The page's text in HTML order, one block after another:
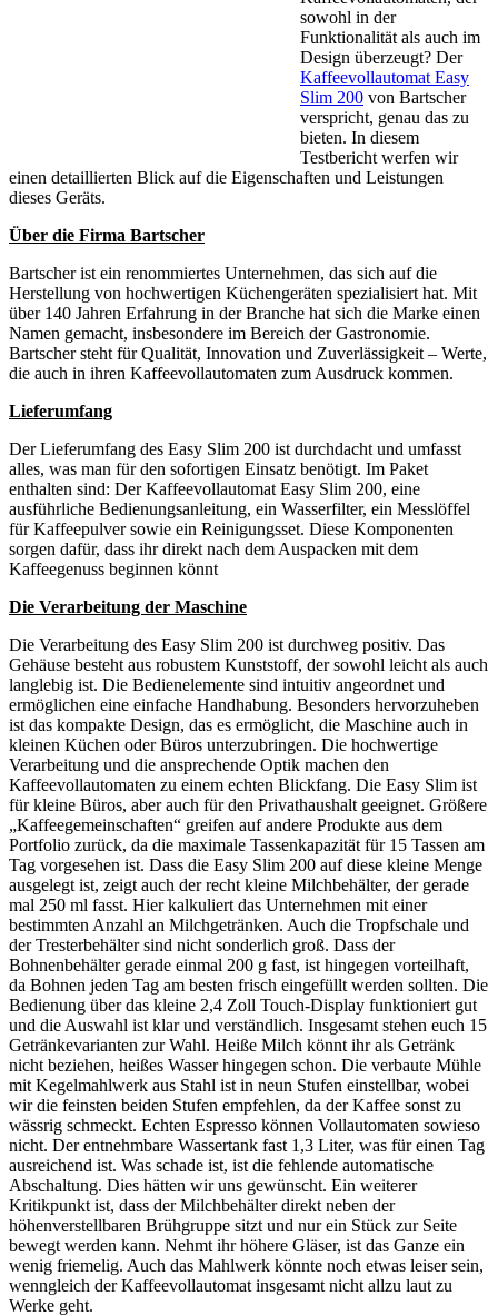
sowohl in der
Funktionalität als auch im
Design überzeugt? Der
Kaffeevollautomat Easy
Slim 200 von Bartscher
verspricht, genau das zu
bieten. In diesem
Testbericht werfen wir
einen detaillierten Blick auf die Eigenschaften und Leistungen
dieses Geräts.
Über die Firma Bartscher
Bartscher ist ein renommiertes Unternehmen, das sich auf die
Herstellung von hochwertigen Küchengeräten spezialisiert hat. Mit
über 140 Jahren Erfahrung in der Branche hat sich die Marke einen
Namen gemacht, insbesondere im Bereich der Gastronomie.
Bartscher steht für Qualität, Innovation und Zuverlässigkeit – Werte,
die auch in ihren Kaffeevollautomaten zum Ausdruck kommen.
Lieferumfang
Der Lieferumfang des Easy Slim 200 ist durchdacht und umfasst
alles, was man für den sofortigen Einsatz benötigt. Im Paket
enthalten sind: Der Kaffeevollautomat Easy Slim 200, eine
ausführliche Bedienungsanleitung, ein Wasserfilter, ein Messlöffel
für Kaffeepulver sowie ein Reinigungsset. Diese Komponenten
sorgen dafür, dass ihr direkt nach dem Auspacken mit dem
Kaffeegenuss beginnen könnt
Die Verarbeitung der Maschine
Die Verarbeitung des Easy Slim 200 ist durchweg positiv. Das
Gehäuse besteht aus robustem Kunststoff, der sowohl leicht als auch
langlebig ist. Die Bedienelemente sind intuitiv angeordnet und
ermöglichen eine einfache Handhabung. Besonders hervorzuheben
ist das kompakte Design, das es ermöglicht, die Maschine auch in
kleinen Küchen oder Büros unterzubringen. Die hochwertige
Verarbeitung und die ansprechende Optik machen den
Kaffeevollautomaten zu einem echten Blickfang. Die Easy Slim ist
für kleine Büros, aber auch für den Privathaushalt geeignet. Größere
„Kaffeegemeinschaften“ greifen auf andere Produkte aus dem
Portfolio zurück, da die maximale Tassenkapazität für 15 Tassen am
Tag vorgesehen ist. Dass die Easy Slim 200 auf diese kleine Menge
ausgelegt ist, zeigt auch der recht kleine Milchbehälter, der gerade
mal 250 ml fasst. Hier kalkuliert das Unternehmen mit einer
bestimmten Anzahl an Milchgetränken. Auch die Tropfschale und
der Tresterbehälter sind nicht sonderlich groß. Dass der
Bohnenbehälter gerade einmal 200 g fast, ist hingegen vorteilhaft,
da Bohnen jeden Tag am besten frisch eingefüllt werden sollten. Die
Bedienung über das kleine 2,4 Zoll Touch-Display funktioniert gut
und die Auswahl ist klar und verständlich. Insgesamt stehen euch 15
Getränkevarianten zur Wahl. Heiße Milch könnt ihr als Getränk
nicht beziehen, heißes Wasser hingegen schon. Die verbaute Mühle
mit Kegelmahlwerk aus Stahl ist in neun Stufen einstellbar, wobei
wir die feinsten beiden Stufen empfehlen, da der Kaffee sonst zu
wässrig schmeckt. Echten Espresso können Vollautomaten sowieso
nicht. Der entnehmbare Wassertank fast 1,3 Liter, was für einen Tag
ausreichend ist. Was schade ist, ist die fehlende automatische
Abschaltung. Dies hätten wir uns gewünscht. Ein weiterer
Kritikpunkt ist, dass der Milchbehälter direkt neben der
höhenverstellbaren Brühgruppe sitzt und nur ein Stück zur Seite
bewegt werden kann. Nehmt ihr höhere Gläser, ist das Ganze ein
wenig friemelig. Auch das Mahlwerk könnte noch etwas leiser sein,
wenngleich der Kaffeevollautomat insgesamt nicht allzu laut zu
Werke geht.